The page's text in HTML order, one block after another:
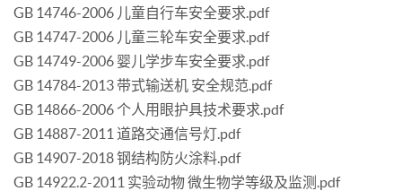
GB 14746-2006 儿童自行车安全要求.pdf
GB 14747-2006 儿童三轮车安全要求.pdf
GB 14749-2006 婴儿学步车安全要求.pdf
GB 14784-2013 带式输送机 安全规范.pdf
GB 14866-2006 个人用眼护具技术要求.pdf
GB 14887-2011 道路交通信号灯.pdf
GB 14907-2018 钢结构防火涂料.pdf
GB 14922.2-2011 实验动物 微生物学等级及监测.pdf